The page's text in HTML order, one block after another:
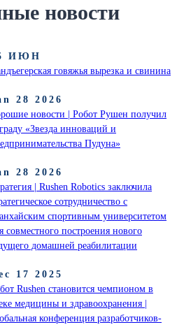
новости
ИЮН
говяжья вырезка и свинина
28 2026
новости | Робот Рушен получил
«Звезда инноваций и
Пудуна»
28 2026
| Rushen Robotics заключила
сотрудничество с
спортивным университетом
совместного построения нового
домашней реабилитации
17 2025
Rushen становится чемпионом в
медицины и здравоохранения |
конференция разработчиков-